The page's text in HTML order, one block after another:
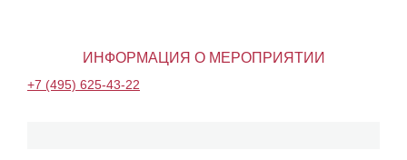
ИНФОРМАЦИЯ О МЕРОПРИЯТИИ
+7 (495) 625-43-22